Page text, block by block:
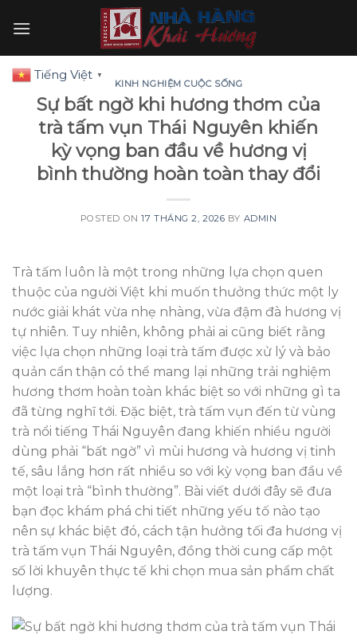
KINH NGHIỆM CUỘC SỐNG
Sự bất ngờ khi hương thơm của
trà tấm vụn Thái Nguyên khiến
kỳ vọng ban đầu về hương vị
bình thường hoàn toàn thay đổi
POSTED ON17 THÁNG 2, 2026 BY ADMIN
Trà tấm luôn là một trong những lựa chọn quen
thuộc của người Việt khi muốn thưởng thức một ly
nước giải khát vừa nhẹ nhàng, vừa đậm đà hương vị
tự nhiên. Tuy nhiên, không phải ai cũng biết rằng
việc lựa chọn những loại trà tấm được xử lý và bảo
quản cẩn thận có thể mang lại những trải nghiệm
hương thơm hoàn toàn khác biệt so với những gì ta
đã từng nghĩ tới. Đặc biệt, trà tấm vụn đến từ vùng
trà nổi tiếng Thái Nguyên đang khiến nhiều người
dùng phải “bất ngờ” vì mùi hương và hương vị tinh
tế, sâu lắng hơn rất nhiều so với kỳ vọng ban đầu về
một loại trà “bình thường”. Bài viết dưới đây sẽ đưa
bạn đọc khám phá chi tiết những yếu tố nào tạo
nên sự khác biệt đó, cách tận hưởng tối đa hương vị
trà tấm vụn Thái Nguyên, đồng thời cung cấp một
số lời khuyên thực tế khi chọn mua sản phẩm chất
lượng.
Tiếng Việt ▼